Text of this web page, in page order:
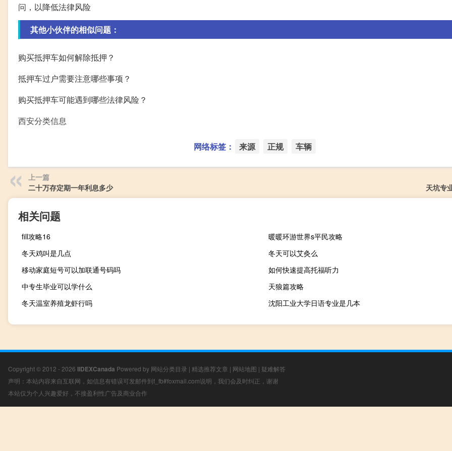
问，以降低法律风险
其他小伙伴的相似问题：
购买抵押车如何解除抵押？
抵押车过户需要注意哪些事项？
购买抵押车可能遇到哪些法律风险？
西安分类信息
网络标签： 来源 正规 车辆
上一篇
二十万存定期一年利息多少
天坑专
相关问题
fill攻略16
暖暖环游世界s平民攻略
冬天鸡叫是几点
冬天可以艾灸么
移动家庭短号可以加联通号码吗
如何快速提高托福听力
中专生毕业可以学什么
天狼篇攻略
冬天温室养殖龙虾行吗
沈阳工业大学日语专业是几本
Copyright © 2012 - 2026 IIDEXCanada Powered by 网站分类目录 | 精选推荐文章 | 网站地图 | 疑难解答
声明：本站内容来自互联网，如信息有错误可发邮件到f_fb#foxmail.com说明，我们会及时纠正，谢谢
本站仅为个人兴趣爱好，不接盈利性广告及商业合作